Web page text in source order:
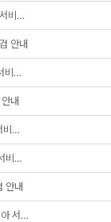
비…
안내
비…
내
비…
비…
안내
서…